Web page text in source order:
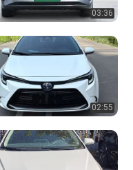
03:36
02:55